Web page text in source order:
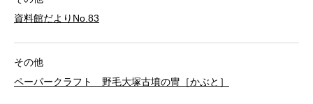
資料館だよりNo.83
その他
ペーパークラフト 野毛大塚古墳の冑［かぶと］